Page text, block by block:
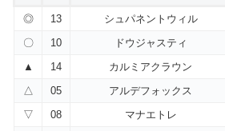
◎ 13 シュパネントウィル
〇
10 ドウジャスティ
▲
14 カルミアクラウン
△
05 アルデフォックス
▽
08 マナエトレ